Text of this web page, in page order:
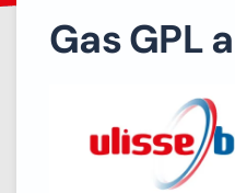
Gas GPL